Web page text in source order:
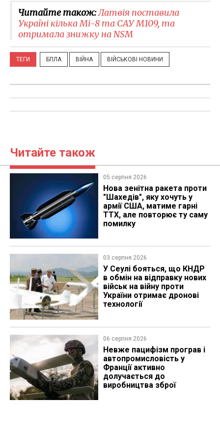
Читайте також:Латвія поставила
Україні кілька Мі-8 та САУ М109, та
отримала знижку на NSM
ТЕГИ БПЛА ВІЙНА ВІЙСЬКОВІ НОВИНИ
Читайте також
05 серпня 2026
Нова зенітна ракета проти
"Шахедів", яку хочуть у
армії США, матиме гарні
ТТХ, але повторює ту саму
помилку
03 серпня 2026
У Сеулі бояться, що КНДР
в обмін на відправку нових
військ на війну проти
України отримає дронові
технології
06 серпня 2026
Невже пацифізм програв і
автопромисловість у
Франції активно
долучається до
виробництва зброї